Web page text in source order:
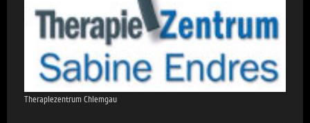
Therapiezentrum Chiemgau